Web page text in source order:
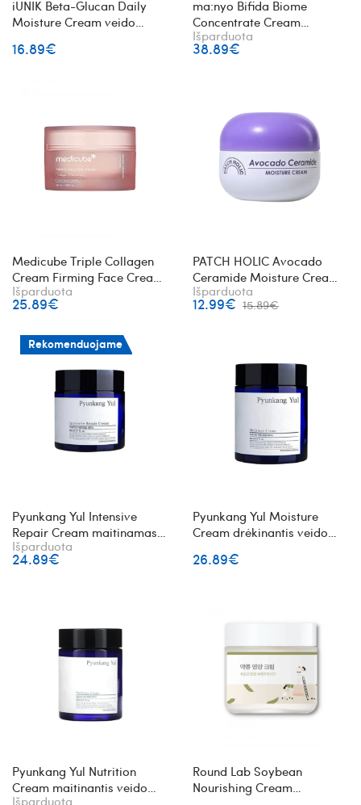
iUNIK Beta-Glucan Daily
Moisture Cream veido
16.89€
ma:nyo Bifida Biome
Concentrate Cream
koncentruotas veido
kremas
Išparduota
38.89€
Medicube Triple Collagen
Cream Firming Face Cream
veido kremas su kolagenu
Išparduota
25.89€
PATCH HOLIC Avocado
Ceramide Moisture Cream
veido kremas su keramidais
Išparduota
12.99€ 15.89€
Rekomenduojame
Pyunkang Yul Intensive
Repair Cream maitinamasis
ir drėkinamasis veido
kremas
Išparduota
24.89€
Pyunkang Yul Moisture
Cream drėkinantis veido
26.89€
Pyunkang Yul Nutrition
Cream maitinantis veido
Išparduota
Round Lab Soybean
Nourishing Cream